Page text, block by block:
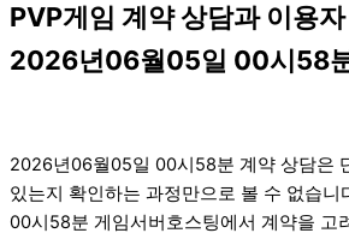
PVP게임 계약 상담과 이용
2026년06월05일 00시58
2026년06월05일 00시58분 계약 상담은
있는지 확인하는 과정만으로 볼 수 없습
00시58분 게임서버호스팅에서 계약을 고